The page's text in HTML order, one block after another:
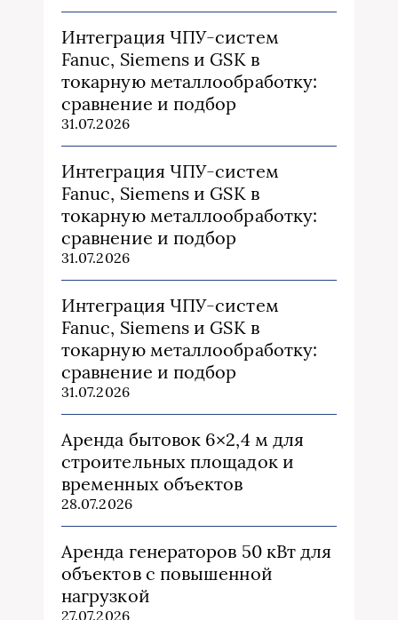
Интеграция ЧПУ-систем
Fanuc, Siemens и GSK в
токарную металлообработку:
сравнение и подбор
31.07.2026
Интеграция ЧПУ-систем
Fanuc, Siemens и GSK в
токарную металлообработку:
сравнение и подбор
31.07.2026
Интеграция ЧПУ-систем
Fanuc, Siemens и GSK в
токарную металлообработку:
сравнение и подбор
31.07.2026
Аренда бытовок 6×2,4 м для
строительных площадок и
временных объектов
28.07.2026
Аренда генераторов 50 кВт для
объектов с повышенной
нагрузкой
27.07.2026